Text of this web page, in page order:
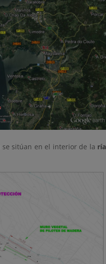
se sitúan en el interior de la ría